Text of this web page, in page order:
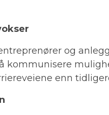
og
kommunisere
enn